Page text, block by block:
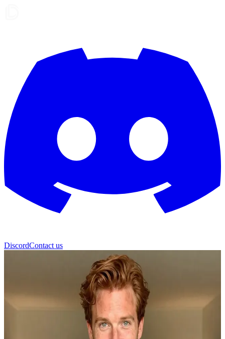
DiscordContact us